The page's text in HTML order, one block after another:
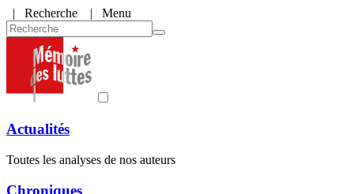
| Recherche | Menu
Actualités
Toutes les analyses de nos auteurs
Chroniques